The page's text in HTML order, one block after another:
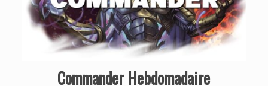
Commander Hebdomadaire